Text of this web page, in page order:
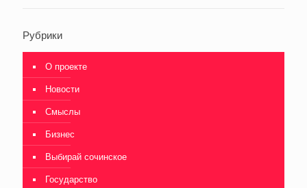
Рубрики
О проекте
Новости
Смыслы
Бизнес
Выбирай сочинское
Государство